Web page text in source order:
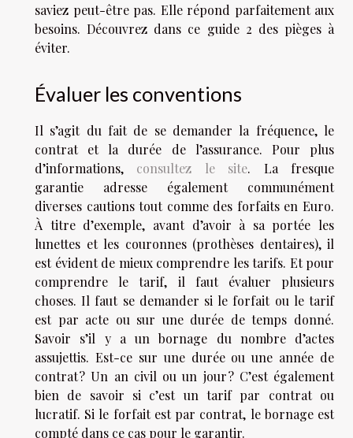
saviez peut-être pas. Elle répond parfaitement aux
besoins. Découvrez dans ce guide 2 des pièges à
éviter.
Évaluer les conventions
Il s’agit du fait de se demander la fréquence, le
contrat et la durée de l’assurance. Pour plus
d’informations, consultez le site. La fresque
garantie adresse également communément
diverses cautions tout comme des forfaits en Euro.
À titre d’exemple, avant d’avoir à sa portée les
lunettes et les couronnes (prothèses dentaires), il
est évident de mieux comprendre les tarifs. Et pour
comprendre le tarif, il faut évaluer plusieurs
choses. Il faut se demander si le forfait ou le tarif
est par acte ou sur une durée de temps donné.
Savoir s’il y a un bornage du nombre d’actes
assujettis. Est-ce sur une durée ou une année de
contrat ? Un an civil ou un jour ? C’est également
bien de savoir si c’est un tarif par contrat ou
lucratif. Si le forfait est par contrat, le bornage est
compté dans ce cas pour le garantir.